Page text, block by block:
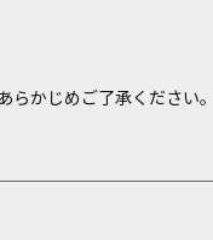
かじめご了承ください。